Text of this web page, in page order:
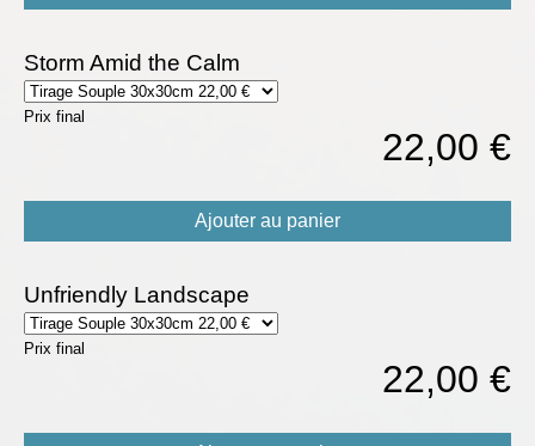
Storm Amid the Calm
22,00 €
Prix final
Ajouter au panier
Unfriendly Landscape
22,00 €
Prix final